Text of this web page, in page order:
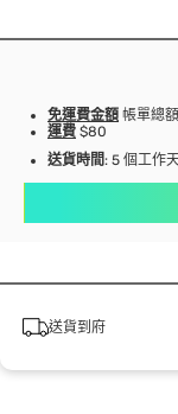
免運費金額 帳單總
運費 $80
送貨時間: 5 個工作
送貨到府